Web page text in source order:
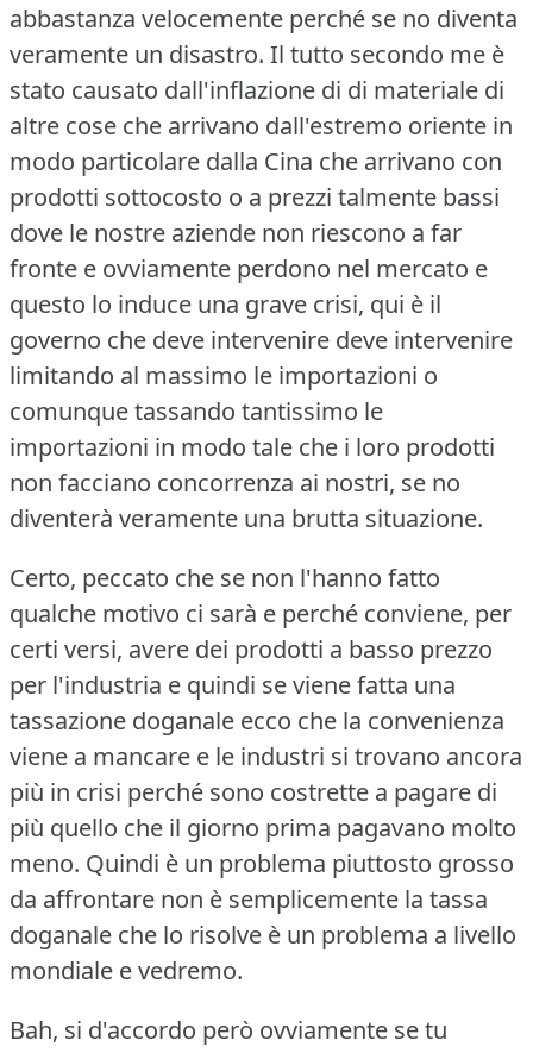
abbastanza velocemente perché se no diventa
veramente un disastro. Il tutto secondo me è
stato causato dall'inflazione di di materiale di
altre cose che arrivano dall'estremo oriente in
modo particolare dalla Cina che arrivano con
prodotti sottocosto o a prezzi talmente bassi
dove le nostre aziende non riescono a far
fronte e ovviamente perdono nel mercato e
questo lo induce una grave crisi, qui è il
governo che deve intervenire deve intervenire
limitando al massimo le importazioni o
comunque tassando tantissimo le
importazioni in modo tale che i loro prodotti
non facciano concorrenza ai nostri, se no
diventerà veramente una brutta situazione.
Certo, peccato che se non l'hanno fatto
qualche motivo ci sarà e perché conviene, per
certi versi, avere dei prodotti a basso prezzo
per l'industria e quindi se viene fatta una
tassazione doganale ecco che la convenienza
viene a mancare e le industri si trovano ancora
più in crisi perché sono costrette a pagare di
più quello che il giorno prima pagavano molto
meno. Quindi è un problema piuttosto grosso
da affrontare non è semplicemente la tassa
doganale che lo risolve è un problema a livello
mondiale e vedremo.
Bah, si d'accordo però ovviamente se tu